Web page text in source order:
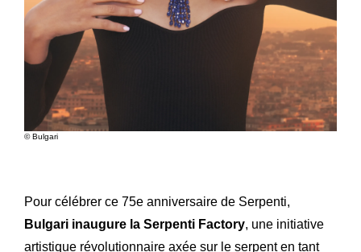
© Bulgari
Pour célébrer ce 75e anniversaire de Serpenti,
Bulgari inaugure la Serpenti Factory, une initiative
artistique révolutionnaire axée sur le serpent en tant